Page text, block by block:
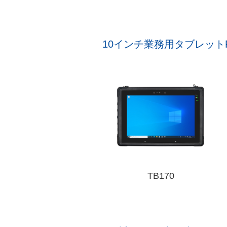
10インチ業務用タブレット
TB170